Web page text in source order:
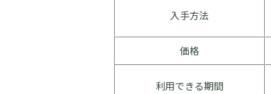
入手方法
価格
利用できる期間